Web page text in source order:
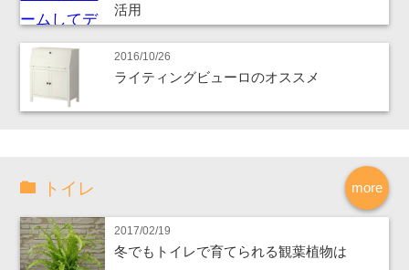
活用
2016/10/26
ライティングビューロのオススメ
more
トイレ
2017/02/19
冬でもトイレで育てられる観葉植物は